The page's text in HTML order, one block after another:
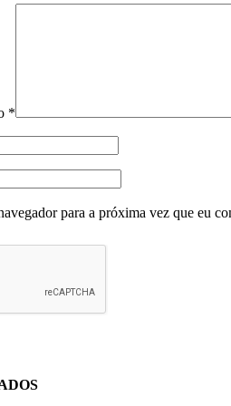
*
para a próxima vez que eu